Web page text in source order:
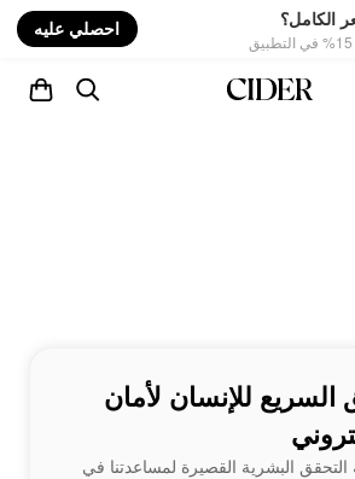
الكامل؟ احصلي عليه
السريع للإنسان لأمان
البشرية القصيرة لمساعدتنا في